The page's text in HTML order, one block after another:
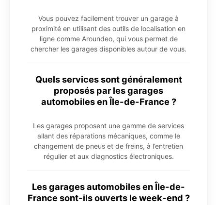
Vous pouvez facilement trouver un garage à
proximité en utilisant des outils de localisation en
ligne comme Aroundeo, qui vous permet de
chercher les garages disponibles autour de vous.
Quels services sont généralement
proposés par les garages
automobiles en Île-de-France ?
Les garages proposent une gamme de services
allant des réparations mécaniques, comme le
changement de pneus et de freins, à l’entretien
régulier et aux diagnostics électroniques.
Les garages automobiles en Île-de-
France sont-ils ouverts le week-end ?